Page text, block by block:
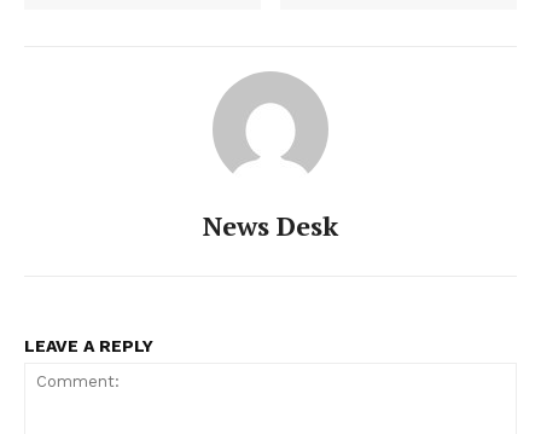
News Desk
LEAVE A REPLY